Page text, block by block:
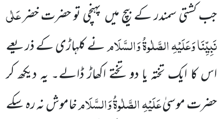
جب کشتی سمندر کے بیچ میںپہنچی تو حضرت خضرعَلٰی
نَبِیِّنَا وَعَلَیْہِ الصَّلٰوۃُ وَالسَّلَامنے کلہاڑی کے ذریعے
اس کا ایک تختہ یا دو تختے اکھاڑ ڈالے۔ یہ دیکھ کر
حضرت موسیٰعَلَیْہِ الصَّلٰوۃُ وَالسَّلَامخاموش نہ رہ سکے